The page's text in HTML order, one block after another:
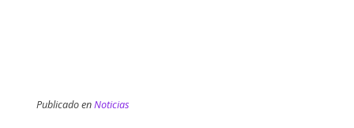
Publicado enNoticias